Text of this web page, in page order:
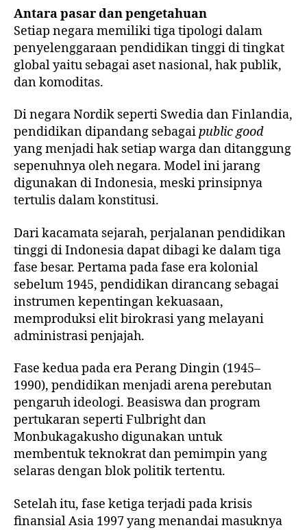
Antara pasar dan pengetahuan
Setiap negara memiliki tiga tipologi dalam
penyelenggaraan pendidikan tinggi di tingkat
global yaitu sebagai aset nasional, hak publik,
dan komoditas.
Di negara Nordik seperti Swedia dan Finlandia,
pendidikan dipandang sebagaipublic good
yang menjadi hak setiap warga dan ditanggung
sepenuhnya oleh negara. Model ini jarang
digunakan di Indonesia, meski prinsipnya
tertulis dalam konstitusi.
Dari kacamata sejarah, perjalanan pendidikan
tinggi di Indonesia dapat dibagi ke dalam tiga
fase besar. Pertama pada fase era kolonial
sebelum 1945, pendidikan dirancang sebagai
instrumen kepentingan kekuasaan,
memproduksi elit birokrasi yang melayani
administrasi penjajah.
Fase kedua pada era Perang Dingin (1945–
1990), pendidikan menjadi arena perebutan
pengaruh ideologi. Beasiswa dan program
pertukaran seperti Fulbright dan
Monbukagakusho digunakan untuk
membentuk teknokrat dan pemimpin yang
selaras dengan blok politik tertentu.
Setelah itu, fase ketiga terjadi pada krisis
finansial Asia 1997 yang menandai masuknya